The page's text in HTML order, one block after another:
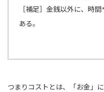
［補足］金銭以外に、時
ある。
つまりコストとは、「お金」